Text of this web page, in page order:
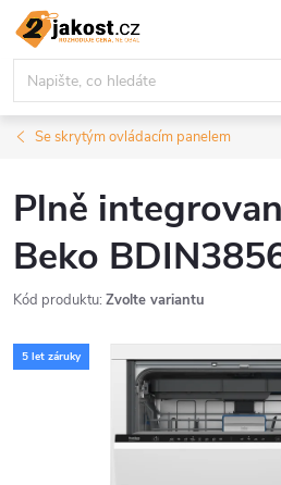
Přejít
obsah
Se skrytým ovládacím panelem
Plně
Beko
Kód produktu: Zvolte variantu
5 let záruky